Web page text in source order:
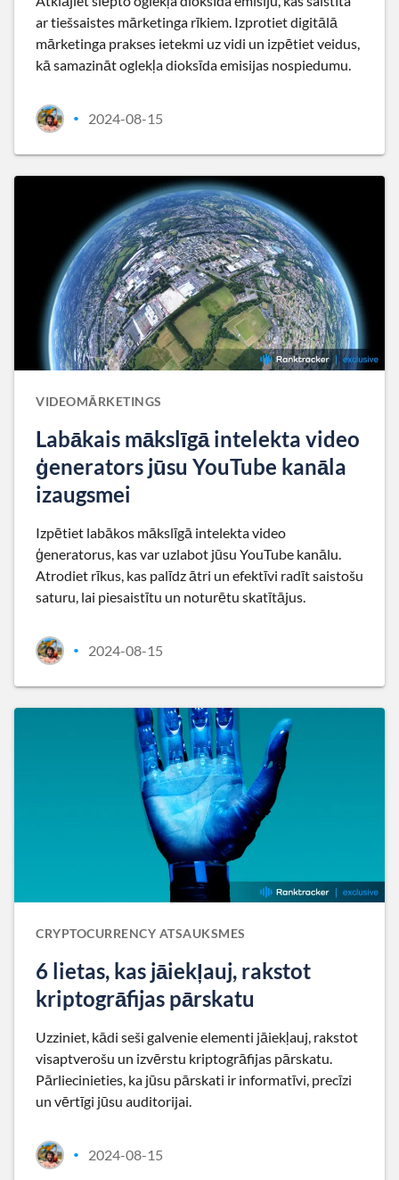
ar tiešsaistes mārketinga rīkiem. Izprotiet digitālā
mārketinga prakses ietekmi uz vidi un izpētiet veidus,
kā samazināt oglekļa dioksīda emisijas nospiedumu.
• 2024-08-15
VIDEOMĀRKETINGS
Labākais mākslīgā intelekta video
ģenerators jūsu YouTube kanāla
izaugsmei
Izpētiet labākos mākslīgā intelekta video
ģeneratorus, kas var uzlabot jūsu YouTube kanālu.
Atrodiet rīkus, kas palīdz ātri un efektīvi radīt saistošu
saturu, lai piesaistītu un noturētu skatītājus.
• 2024-08-15
CRYPTOCURRENCY ATSAUKSMES
6 lietas, kas jāiekļauj, rakstot
kriptogrāfijas pārskatu
Uzziniet, kādi seši galvenie elementi jāiekļauj, rakstot
visaptverošu un izvērstu kriptogrāfijas pārskatu.
Pārliecinieties, ka jūsu pārskati ir informatīvi, precīzi
un vērtīgi jūsu auditorijai.
• 2024-08-15